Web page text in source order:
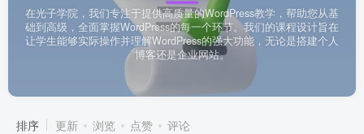
在光子学院，我们专注于提供高质量的WordPress教学，帮助您从基
础到高级，全面掌握WordPress的每一个环节。我们的课程设计旨在
让学生能够实际操作并理解WordPress的强大功能，无论是搭建个人
博客还是企业网站。
排序 更新 浏览 点赞 评论